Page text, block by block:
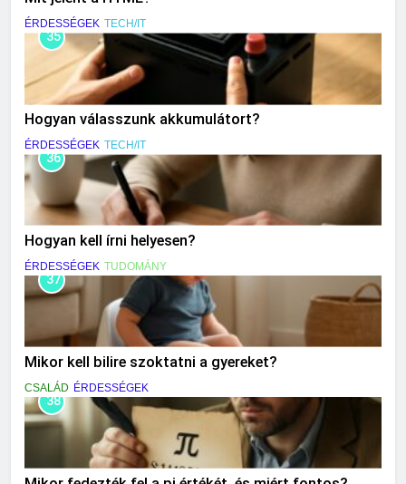
ÉRDESSÉGEK TECH/IT
35
Hogyan válasszunk akkumulátort?
ÉRDESSÉGEK TECH/IT
36
Hogyan kell írni helyesen?
ÉRDESSÉGEK TUDOMÁNY
37
Mikor kell bilire szoktatni a gyereket?
CSALÁD ÉRDESSÉGEK
38